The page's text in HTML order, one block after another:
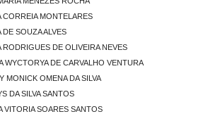
CORREIA MONTELARES
DE SOUZA ALVES
RODRIGUES DE OLIVEIRA NEVES
WYCTORYA DE CARVALHO VENTURA
MONICK OMENA DA SILVA
DA SILVA SANTOS
VITORIA SOARES SANTOS